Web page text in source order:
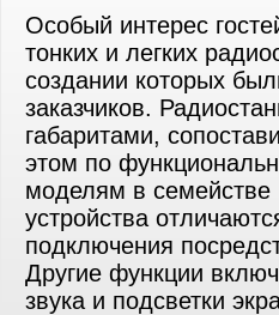
Особый интерес
тонких и легких
создании которых
заказчиков.
габаритами,
этом по
моделям в семействе
устройства
подключения
Другие функции
звука и подсветки